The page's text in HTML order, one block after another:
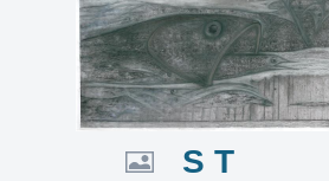
S T